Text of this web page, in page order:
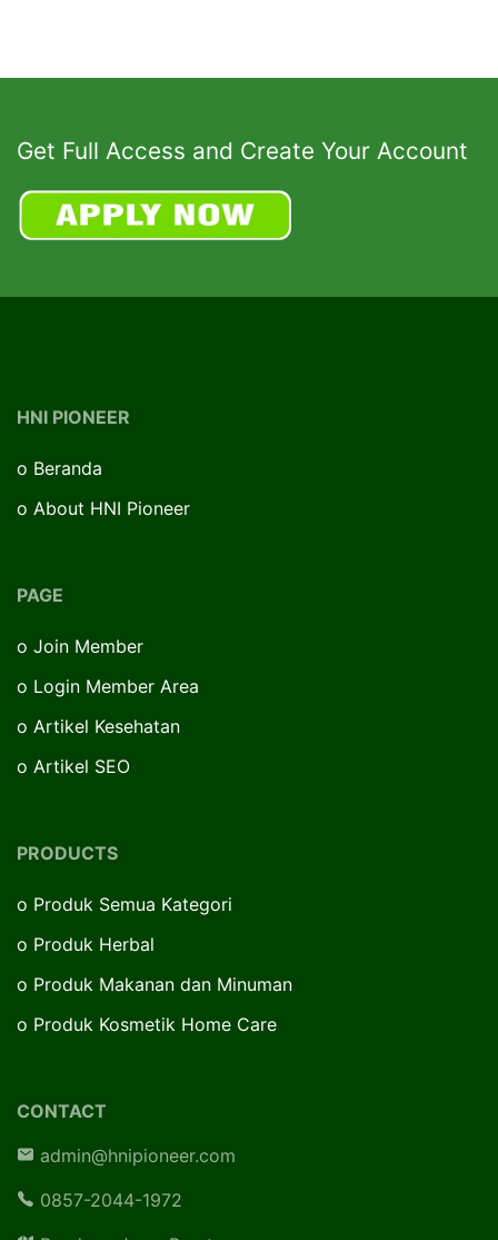
Get Full Access and Create Your Account
HNI PIONEER
o Beranda
o About HNI Pioneer
PAGE
o Join Member
o Login Member Area
o Artikel Kesehatan
o Artikel SEO
PRODUCTS
o Produk Semua Kategori
o Produk Herbal
o Produk Makanan dan Minuman
o Produk Kosmetik Home Care
CONTACT
admin@hnipioneer.com
0857-2044-1972